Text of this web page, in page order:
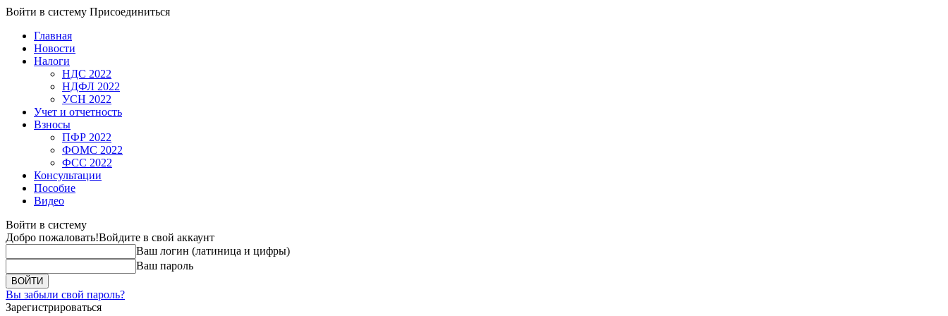
Войти в систему Присоединиться
Главная
Новости
Налоги
НДС 2022
НДФЛ 2022
УСН 2022
Учет и отчетность
Взносы
ПФР 2022
ФОМС 2022
ФСС 2022
Консультации
Пособие
Видео
Войти в систему
Добро пожаловать!Войдите в свой аккаунт
Ваш логин (латиница и цифры)
Ваш пароль
Вы забыли свой пароль?
Зарегистрироваться